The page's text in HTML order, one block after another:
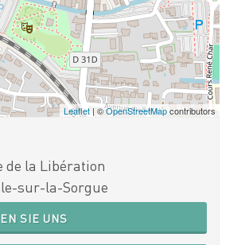
Leaflet| ©OpenStreetMapcontributors
de la Libération
sur-la-Sorgue
SIE UNS